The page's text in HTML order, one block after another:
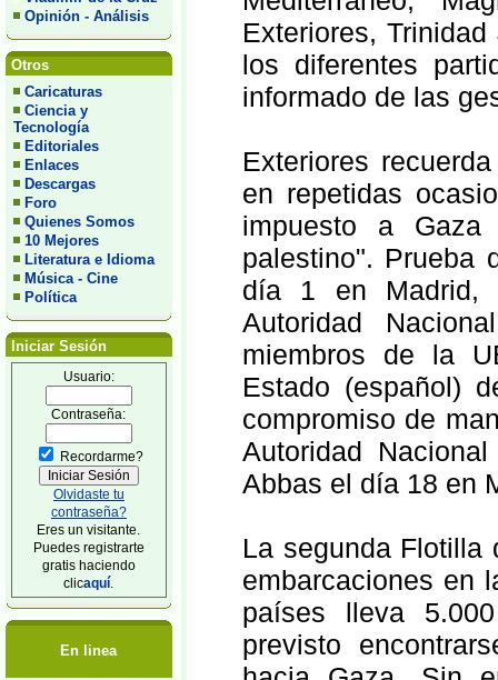
Opinión - Análisis
Otros
Caricaturas
Ciencia y
Tecnología
Editoriales
Enlaces
Descargas
Foro
Quienes Somos
10 Mejores
Literatura e Idioma
Música - Cine
Política
Iniciar Sesión
Usuario:
Contraseña:
Recordarme?
Olvidaste tu
contraseña?
Eres un visitante.
Puedes registrarte
gratis haciendo
clicaquí
En linea
Exteriores,
los diferentes
informado de las
Exteriores
en repetidas
impuesto a
palestino". Prueba
día 1 en Madrid,
Autoridad
miembros de la
Estado (español)
compromiso de
Autoridad
Abbas el día 18 en
La segunda Flotilla
embarcaciones en
países lleva
previsto